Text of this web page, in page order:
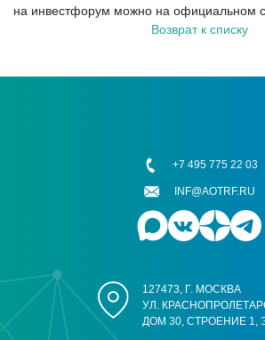
на инвестфорум можно на официальном
Возврат к списку
127473, Г. МОСКВА
УЛ.
ДОМ 30, СТРОЕНИЕ 1,
+7 495 775 22 03
INF@AOTRF.RU